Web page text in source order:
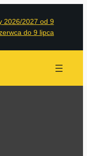
2026/2027 od 9
do 9 lipca